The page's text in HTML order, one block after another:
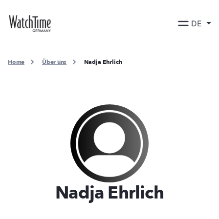
DE
Home Über uns Nadja Ehrlich
Nadja Ehrlich